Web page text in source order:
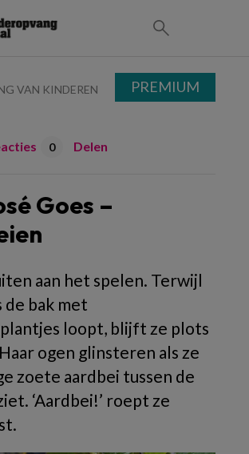
VAN KINDEREN
0 Delen
Goes –
aan het spelen. Terwijl
de bak met
loopt, blijft ze plots
ogen glinsteren als ze
zoete aardbei tussen de
‘Aardbei!’ roept ze
PREMIUM